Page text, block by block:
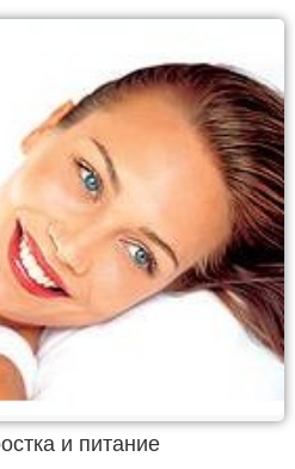
и питание